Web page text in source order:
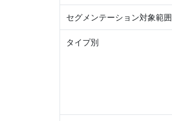
セグメンテーション対象範囲
タイプ別